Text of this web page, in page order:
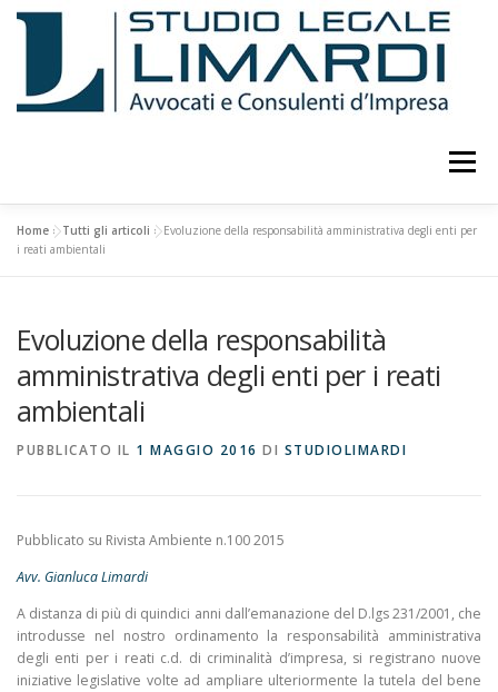
Passa
Menu
LO STUDIO
PUBBLICAZIONI E STUDI EVENTI E CONFERENZE
CONSULENTI
Home »Tutti gli articoli »Evoluzione della responsabilità amministrativa degli enti per
i reati ambientali
Evoluzione della responsabilità
amministrativa degli enti per i reati
ambientali
PUBBLICATO IL 1 MAGGIO 2016 DI STUDIOLIMARDI
Pubblicato su Rivista Ambiente n.100 2015
Avv. Gianluca Limardi
A distanza di più di quindici anni dall’emanazione del D.lgs 231/2001, che
introdusse nel nostro ordinamento la responsabilità amministrativa
degli enti per i reati c.d. di criminalità d’impresa, si registrano nuove
iniziative legislative volte ad ampliare ulteriormente la tutela del bene